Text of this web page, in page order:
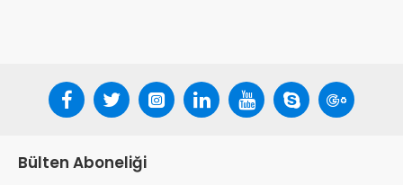
Bülten Aboneliği